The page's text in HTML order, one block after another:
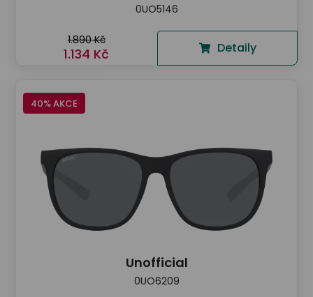
0UO5146
1.890 Kč
1.134 Kč Detaily
40% AKCE
Unofficial
0UO6209